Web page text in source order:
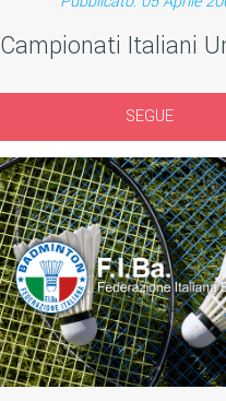
Campionati Italiani
SEGUE
BANDI PUBBLICI
RIVISTA BADMANIA
2026
2025
2024
2023
2022
2021
2020